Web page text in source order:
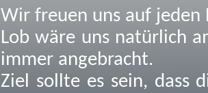
Wir freuen uns auf jeden
Lob wäre uns natürlich
immer angebracht.
Ziel sollte es sein, dass